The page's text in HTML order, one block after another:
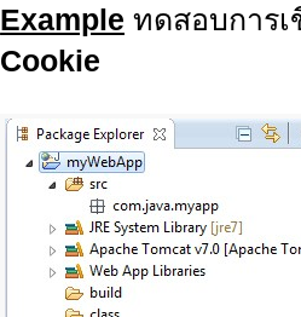
Example ทดสอบการ
Cookie